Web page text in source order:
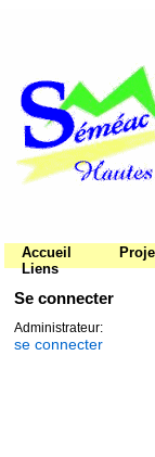
Accueil
Liens
Se connecter
Administrateur:
se connecter